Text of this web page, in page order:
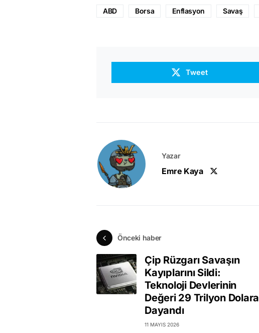
ABD Borsa Enflasyon Savaş
Tweet
Yazar
Emre Kaya
Önceki haber
Çip Rüzgarı Savaşın
Kayıplarını Sildi:
Teknoloji Devlerinin
Değeri 29 Trilyon Dolara
Dayandı
11 MAYIS 2026